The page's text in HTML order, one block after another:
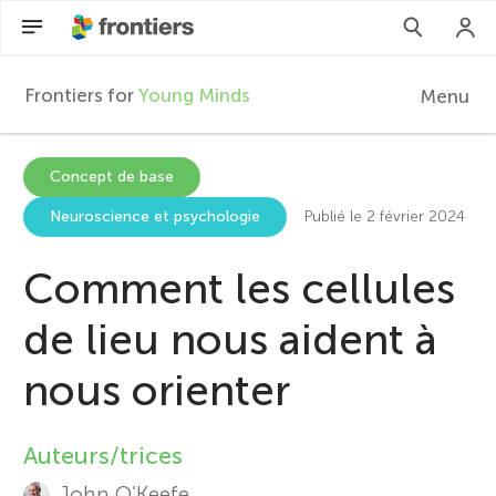
F
r
o
n
t
Frontiers for Young Minds Menu
Articles
Participer
Concept de base
Neuroscience et psychologie Publié le 2 février 2024
Comment les cellules
de lieu nous aident à
nous orienter
A
Auteurs/trices